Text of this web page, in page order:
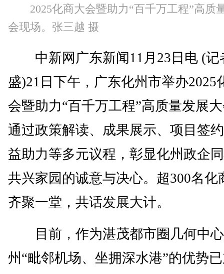
2025化商大会暨助力“百千万工程”高质
会现场。张三越 摄
中新网广东新闻11月23日电 (记
盛)21日下午，广东化州市举办2025
会暨助力“百千万工程”高质量发展
通过政策解读、成果展示、项目签
益助力等多元议程，彰显化州政企
共兴家园的诚意与决心。超300名化
齐聚一堂，共话发展大计。
目前，作为湛茂都市圈几何中
州“毗邻机场、坐拥深水港”的优势